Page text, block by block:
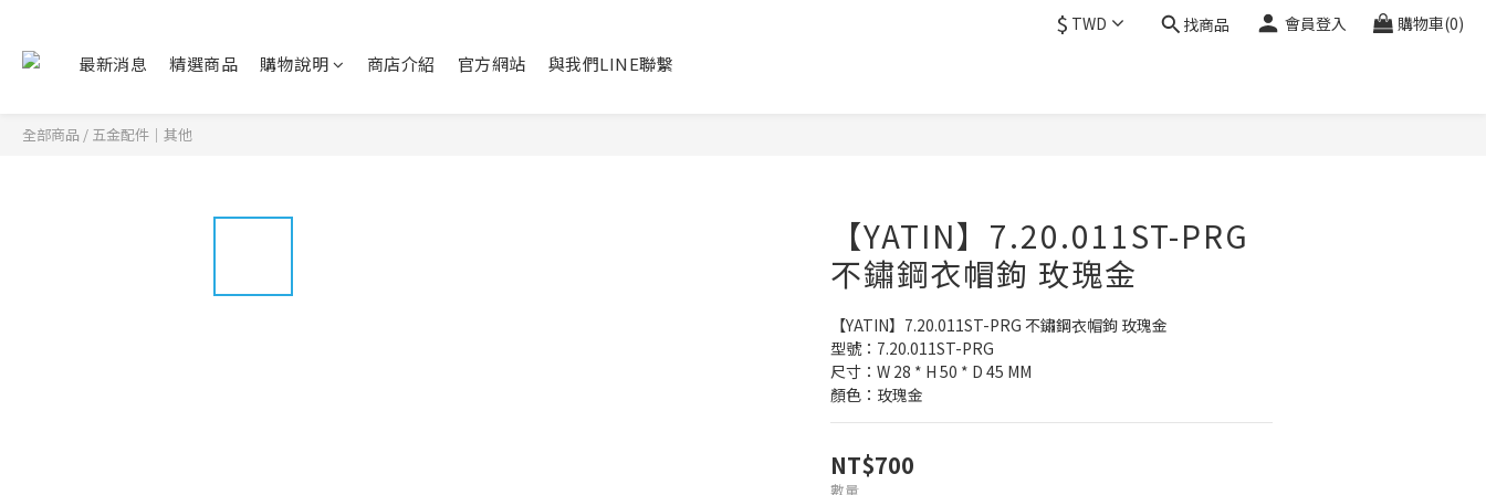
$ TWD 找商品 會員登入 購物車(0)
最新消息 精選商品 購物說明 商店介紹 官方網站 與我們LINE聯繫
全部商品 / 五金配件｜其他
【YATIN】7.20.011ST-PRG
不鏽鋼衣帽鉤 玫瑰金
【YATIN】7.20.011ST-PRG 不鏽鋼衣帽鉤 玫瑰金
型號：7.20.011ST-PRG
尺寸：W 28 * H 50 * D 45 MM
顏色：玫瑰金
NT$700
數量